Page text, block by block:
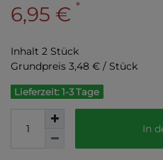
6,95 € *
Inhalt 2 Stück
Grundpreis 3,48 € / Stück
Lieferzeit: 1-3 Tage
In